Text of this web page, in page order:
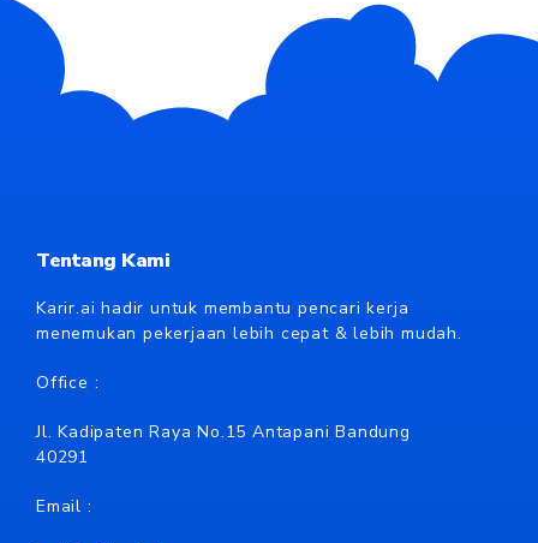
Tentang Kami
Karir.ai hadir untuk membantu pencari kerja
menemukan pekerjaan lebih cepat & lebih mudah.
Office :
Jl. Kadipaten Raya No.15 Antapani Bandung
40291
Email :